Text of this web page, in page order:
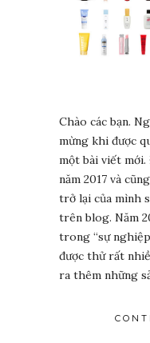
Chào các bạn.
mừng khi được
một bài viết mới.
năm 2017 và
trở lại của mình
trên blog. Năm
trong “sự
được thử rất
ra thêm những